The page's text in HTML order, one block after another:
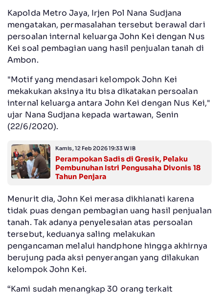
Kapolda Metro Jaya, Irjen Pol Nana Sudjana
mengatakan, permasalahan tersebut berawal dari
persoalan internal keluarga John Kei dengan Nus
Kei soal pembagian uang hasil penjualan tanah di
Ambon.
"Motif yang mendasari kelompok John Kei
mekakukan aksinya itu bisa dikatakan persoalan
internal keluarga antara John Kei dengan Nus Kei,"
ujar Nana Sudjana kepada wartawan, Senin
(22/6/2020).
Kamis, 12 Feb 2026 19:33 WIB
Perampokan Sadis di Gresik, Pelaku
Pembunuhan Istri Pengusaha Divonis 18
Tahun Penjara
Menurit dia, John Kei merasa dikhianati karena
tidak puas dengan pembagian uang hasil penjualan
tanah. Tak adanya penyelesaian atas persoalan
tersebut, keduanya saling melakukan
pengancaman melalui handphone hingga akhirnya
berujung pada aksi penyerangan yang dilakukan
kelompok John Kei.
“Kami sudah menangkap 30 orang terkait